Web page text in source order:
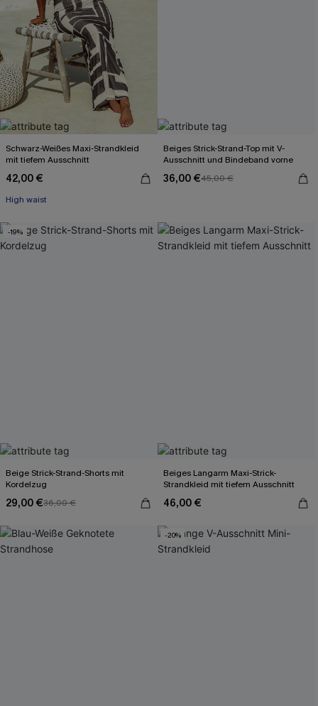
Schwarz-Weißes Maxi-Strandkleid
mit tiefem Ausschnitt
42,00 €
High waist
Beiges Strick-Strand-Top mit V-
Ausschnitt und Bindeband vorne
36,00 €45,00 €
-19%
Beige Strick-Strand-Shorts mit
Kordelzug
29,00 €36,00 €
Beiges Langarm Maxi-Strick-
Strandkleid mit tiefem Ausschnitt
46,00 €
-20%